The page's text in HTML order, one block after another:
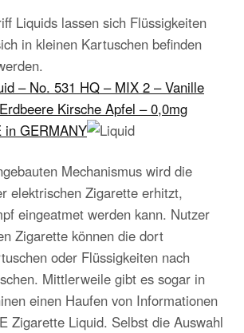
Liquids lassen sich Flüssigkeiten
in kleinen Kartuschen befinden
– No. 531 HQ – MIX 2 – Vanille
Kirsche Apfel – 0,0mg
in GERMANY
Mechanismus wird die
elektrischen Zigarette erhitzt,
eingeatmet werden kann. Nutzer
Zigarette können die dort
oder Flüssigkeiten nach
Mittlerweile gibt es sogar in
einen Haufen von Informationen
Zigarette Liquid. Selbst die Auswahl